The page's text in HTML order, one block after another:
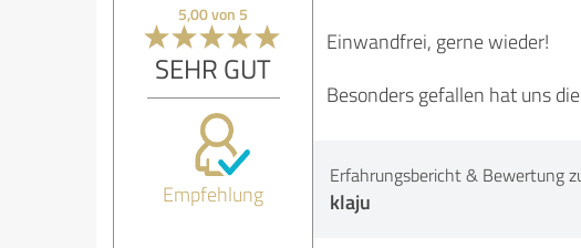
5,00 von 5
SEHR GUT
Empfehlung
Einwandfrei, gerne wieder!
Besonders gefallen hat uns
Erfahrungsbericht & Bewertung
klaju